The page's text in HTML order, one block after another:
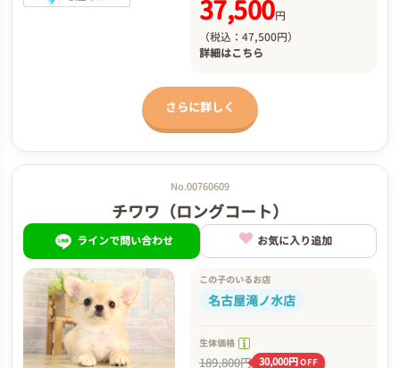
37,500円
（税込：47,500円）
詳細はこちら
さらに詳しく
No.00760609
チワワ（ロングコート）
ラインで問い合わせ お気に入り追加
この子のいるお店
名古屋滝ノ水店
生体価格
189,800円 30,000円OFF